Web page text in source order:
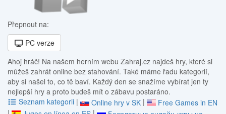
Přepnout na:
PC verze
Ahoj hráč! Na našem herním webu Zahraj.cz najdeš hry, které si
můžeš zahrát online bez stahování. Také máme řadu kategorií,
aby si našel to, co tě baví. Každý den se snažíme vybírat jen ty
nejlepší hry a proto budeš mít o zábavu postaráno.
Seznam kategorii | Online hry v SK |
Free Games in EN